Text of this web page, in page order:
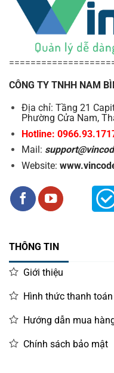
CÔNG TY TNHH NAM
Địa chỉ: Tầng 21
Phường Cửa Nam,
Hotline:
Mail:
Website:
THÔNG TIN
Giới thiệu
Hình thức thanh toán
Hướng dẫn mua
Chính sách bảo mật